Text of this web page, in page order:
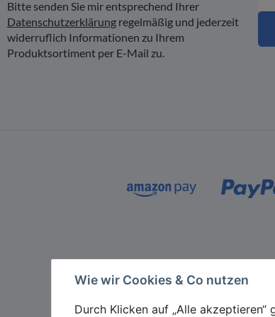
Wie wir Cookies & Co nutzen
Durch Klicken auf „Alle
Bitte senden Sie mir entsprechend Ihrer
Datenschutzerklärung regelmäßig und jederzeit
widerruflich Informationen zu Ihrem
Produktsortiment per E-Mail zu.
Zahlungsmethoden